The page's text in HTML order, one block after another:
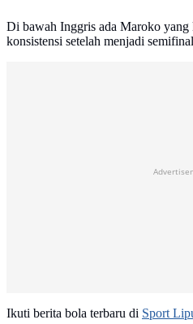
Di bawah Inggris ada Maroko yang
konsistensi setelah menjadi
Ikuti berita bola terbaru di Sport